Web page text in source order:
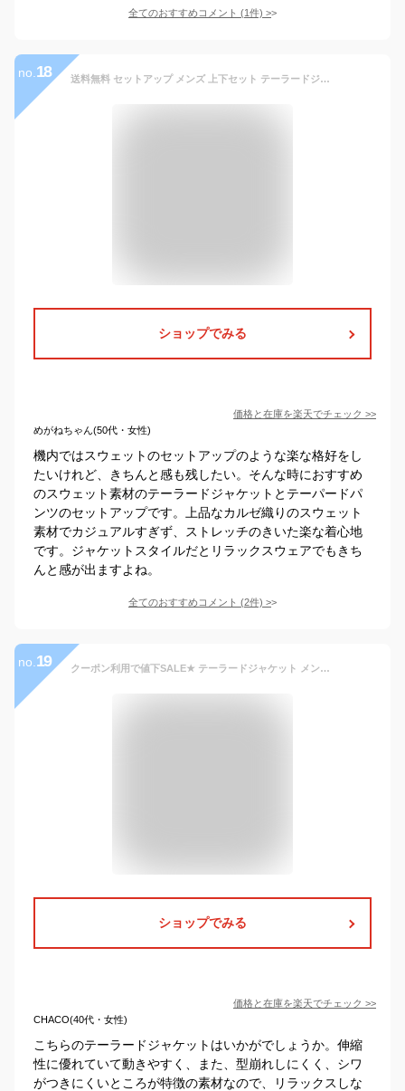
全てのおすすめコメント (1件) >
no. 18 送料無料 セットアップ メンズ 上下セット テーラードジャケット テーパードパンツ ストレッチ TC素材 カルゼ織り スウェット素材 無地 全3色 M/L/LL アウター ジャケット ボトムス パンツ ズボン 新作 人気 おしゃれ 秋 冬 服 MC
ショップでみる
価格と在庫を楽天でチェック >>
めがねちゃん(50代・女性)
機内ではスウェットのセットアップのような楽な格好をし
たいけれど、きちんと感も残したい。そんな時におすすめ
のスウェット素材のテーラードジャケットとテーパードパ
ンツのセットアップです。上品なカルゼ織りのスウェット
素材でカジュアルすぎず、ストレッチのきいた楽な着心地
です。ジャケットスタイルだとリラックスウェアでもきち
んと感が出ますよね。
全てのおすすめコメント (2件) >
no. 19 クーポン利用で値下SALE★ テーラードジャケット メンズ / ポンチ テーラードジャケット 《 テーラード ジャケット 2B ネイビー 黒 無地 スリム ストレッチ スウェット ニット ゴルフウェア 紳士服 ビジネス カジュアル おしゃれ お洒落 結婚式 スーツ セットアップ 対応 秋
ショップでみる
価格と在庫を楽天でチェック >>
CHACO(40代・女性)
こちらのテーラードジャケットはいかがでしょうか。伸縮
性に優れていて動きやすく、また、型崩れしにくく、シワ
がつきにくいところが特徴の素材なので、リラックスしな